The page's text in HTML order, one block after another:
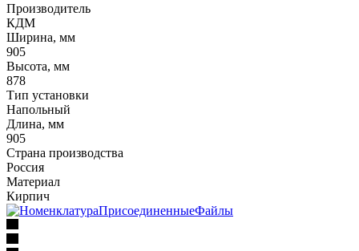
Производитель
КДМ
Ширина, мм
905
Высота, мм
878
Тип установки
Напольный
Длина, мм
905
Страна производства
Россия
Материал
Кирпич